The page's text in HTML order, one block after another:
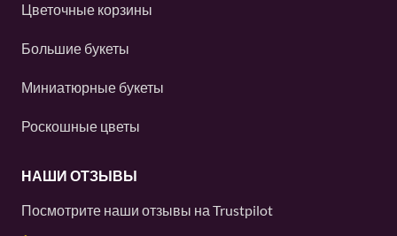
Цветочные корзины
Большие букеты
Миниатюрные букеты
Роскошные цветы
НАШИ ОТЗЫВЫ
Посмотрите наши отзывы на Trustpilot